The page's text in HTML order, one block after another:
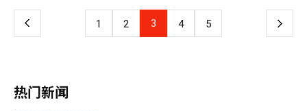
持以及新增招聘等要求，压力将成倍放大。 韩国经营者总协会会
长孙京植此前指出，在韩国劳动生产率落后于主要竞争国家、企业
普遍面临人才短缺的情况下，实施每周4.5天工作制可能削弱企业
定退休年龄和每周4.5天工作制，应当逐步调整，不会像宣布戒严
令一样突然实施，以此安抚外界对该政策的担忧。
674.97万亿韩元，增幅为34%，占30大集团总市值的约32%。SK
以319.61万亿韩元维持第二位。现代汽车市值从135.11万亿韩元增
势增长影响，排名从第八位跌至第十位。 Leader’s Index代表朴
超越前一日盘中最高点3317.77点。至此，KOSPI连续两个交易日
同时刷新盘中及收盘历史最高纪录。 创业板市场（KOSDAQ）指
上 1 2 3 4 5 下
热门新闻